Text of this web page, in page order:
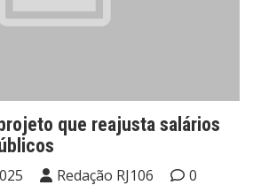
que reajusta salários
Redação RJ106
0